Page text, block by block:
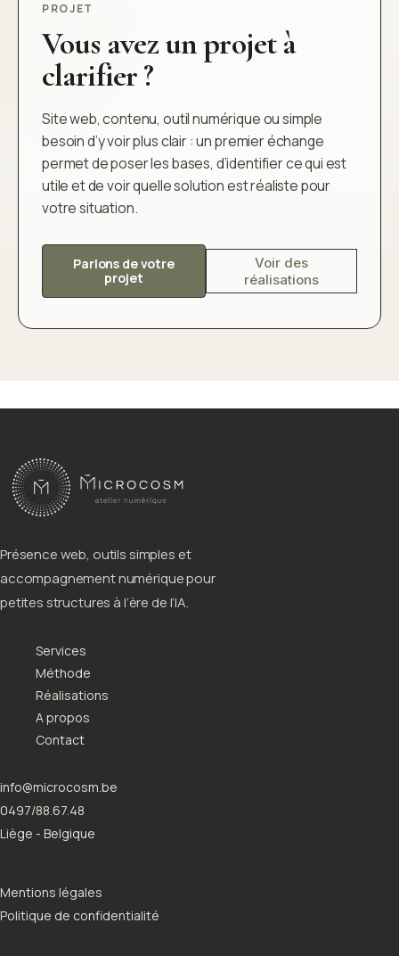
PROJET
Vous avez un projet à
clarifier ?
Site web, contenu, outil numérique ou simple
besoin d’y voir plus clair : un premier échange
permet de poser les bases, d’identifier ce qui est
utile et de voir quelle solution est réaliste pour
votre situation.
Parlons de votre
projet
Voir des
réalisations
Présence web, outils simples et
accompagnement numérique pour
petites structures à l’ère de l’IA.
Services
Méthode
Réalisations
A propos
Contact
info@microcosm.be
0497/88.67.48
Liège - Belgique
Mentions légales
Politique de confidentialité